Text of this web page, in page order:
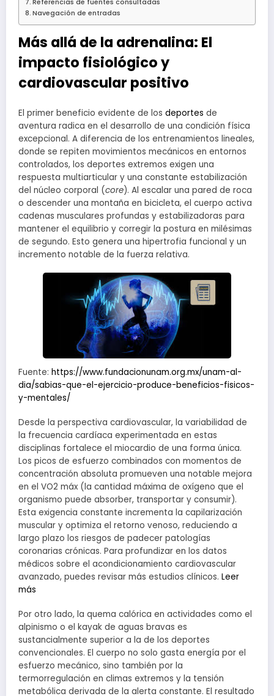
Referencias de fuentes consultadas
Navegación de entradas
Más allá de la adrenalina: El
impacto fisiológico y
cardiovascular positivo
El primer beneficio evidente de los deportes de
aventura radica en el desarrollo de una condición física
excepcional. A diferencia de los entrenamientos lineales,
donde se repiten movimientos mecánicos en entornos
controlados, los deportes extremos exigen una
respuesta multiarticular y una constante estabilización
del núcleo corporal (core). Al escalar una pared de roca
o descender una montaña en bicicleta, el cuerpo activa
cadenas musculares profundas y estabilizadoras para
mantener el equilibrio y corregir la postura en milésimas
de segundo. Esto genera una hipertrofia funcional y un
incremento notable de la fuerza relativa.
Fuente: https://www.fundacionunam.org.mx/unam-al-
dia/sabias-que-el-ejercicio-produce-beneficios-fisicos-
y-mentales/
Desde la perspectiva cardiovascular, la variabilidad de
la frecuencia cardíaca experimentada en estas
disciplinas fortalece el miocardio de una forma única.
Los picos de esfuerzo combinados con momentos de
concentración absoluta promueven una notable mejora
en el VO2 máx (la cantidad máxima de oxígeno que el
organismo puede absorber, transportar y consumir).
Esta exigencia constante incrementa la capilarización
muscular y optimiza el retorno venoso, reduciendo a
largo plazo los riesgos de padecer patologías
coronarias crónicas. Para profundizar en los datos
médicos sobre el acondicionamiento cardiovascular
avanzado, puedes revisar más estudios clínicos. Leer
más
Por otro lado, la quema calórica en actividades como el
alpinismo o el kayak de aguas bravas es
sustancialmente superior a la de los deportes
convencionales. El cuerpo no solo gasta energía por el
esfuerzo mecánico, sino también por la
termorregulación en climas extremos y la tensión
metabólica derivada de la alerta constante. El resultado